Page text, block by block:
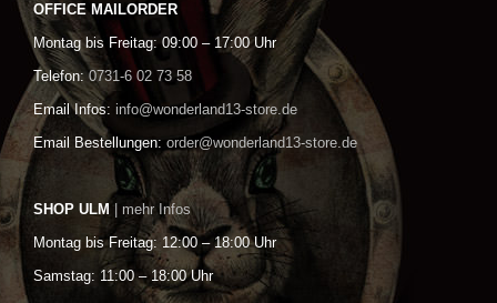
OFFICE MAILORDER
Montag bis Freitag: 09:00 – 17:00 Uhr
Telefon: 0731-6 02 73 58
Email Infos: info@wonderland13-store.de
Email Bestellungen: order@wonderland13-store.de
SHOP ULM | mehr Infos
Montag bis Freitag: 12:00 – 18:00 Uhr
Samstag: 11:00 – 18:00 Uhr